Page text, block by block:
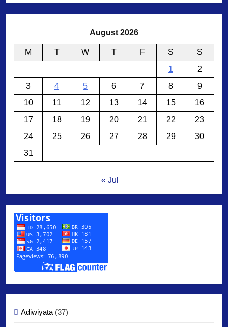
August 2026
M T W T F S
S
1
2
3
4 5 6 7 8
9
10
11 12 13 14 15
16
17
18 19 20 21 22
23
24
25 26 27 28 29
30
31
« Jul
Adiwiyata (37)